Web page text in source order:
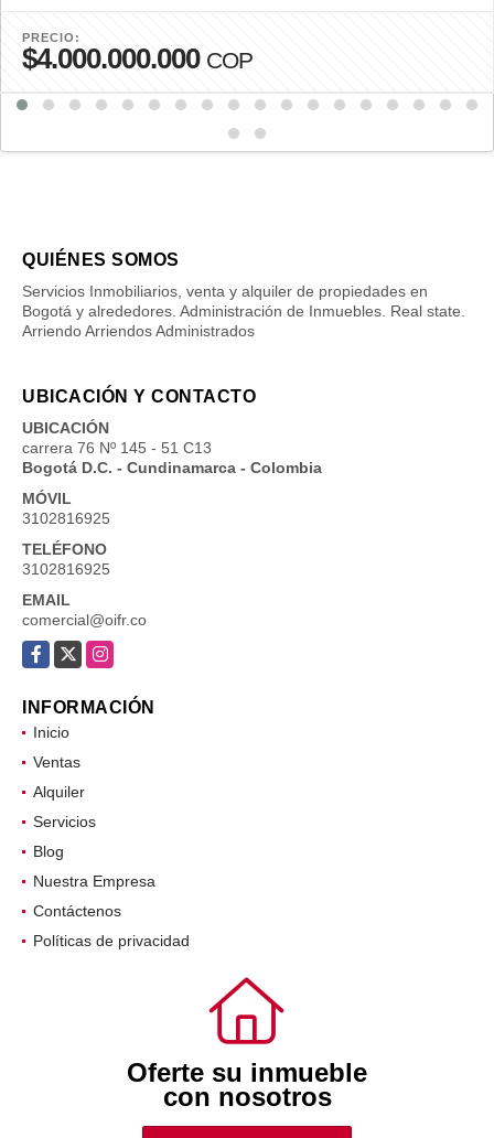
PRECIO:
$4.000.000.000 COP
QUIÉNES SOMOS
Servicios Inmobiliarios, venta y alquiler de propiedades en
Bogotá y alrededores. Administración de Inmuebles. Real state.
Arriendo Arriendos Administrados
UBICACIÓN Y CONTACTO
UBICACIÓN
carrera 76 Nº 145 - 51 C13
Bogotá D.C. - Cundinamarca - Colombia
MÓVIL
3102816925
TELÉFONO
3102816925
EMAIL
comercial@oifr.co
Facebook
X Instagram
INFORMACIÓN
Inicio
Ventas
Alquiler
Servicios
Blog
Nuestra Empresa
Contáctenos
Políticas de privacidad
Oferte su inmueble
con nosotros